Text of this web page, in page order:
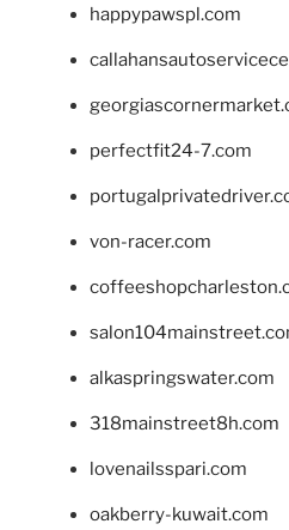
happypawspl.com
perfectfit24-7.com
von-racer.com
alkaspringswater.com
318mainstreet8h.com
lovenailsspari.com
oakberry-kuwait.com